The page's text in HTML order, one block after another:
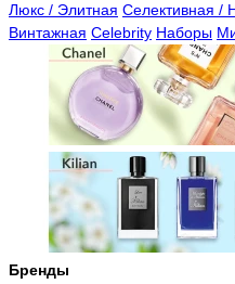
Люкс / Элитная Селективная /
Винтажная Celebrity Наборы
Бренды